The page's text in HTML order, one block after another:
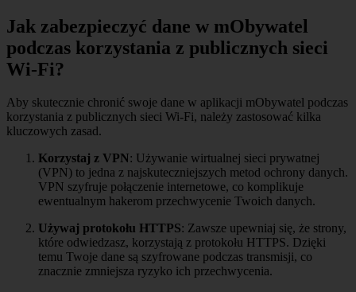
Jak zabezpieczyć dane w mObywatel
podczas korzystania z publicznych sieci
Wi-Fi?
Aby skutecznie chronić swoje dane w aplikacji mObywatel podczas
korzystania z publicznych sieci Wi-Fi, należy zastosować kilka
kluczowych zasad.
Korzystaj z VPN: Używanie wirtualnej sieci prywatnej
(VPN) to jedna z najskuteczniejszych metod ochrony danych.
VPN szyfruje połączenie internetowe, co komplikuje
ewentualnym hakerom przechwycenie Twoich danych.
Używaj protokołu HTTPS: Zawsze upewniaj się, że strony,
które odwiedzasz, korzystają z protokołu HTTPS. Dzięki
temu Twoje dane są szyfrowane podczas transmisji, co
znacznie zmniejsza ryzyko ich przechwycenia.